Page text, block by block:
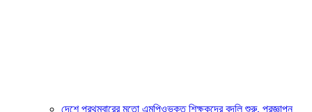
দেশে প্রথমবারের মতো এমপিওভুক্ত শিক্ষকদের বদলি শুরু, প্রজ্ঞাপন